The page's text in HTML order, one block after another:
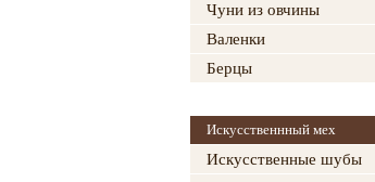
Чуни из овчины
Валенки
Берцы
Искусственнный мех
Искусственные шубы